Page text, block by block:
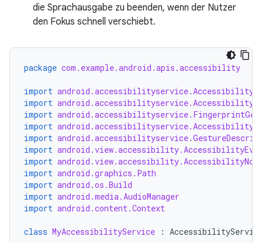
die Sprachausgabe zu beenden, wenn der Nutzer
den Fokus schnell verschiebt.
package com.example.android.apis.accessibility
import
import
import
import
import
import
import
import android.graphics.Path
import android.os.Build
import android.media.AudioManager
import android.content.Context
class MyAccessibilityService :